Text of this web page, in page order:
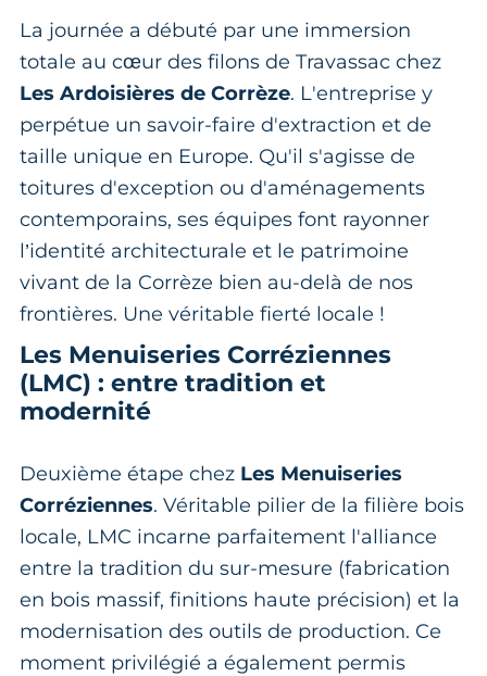
La journée a débuté par une immersion
totale au cœur des filons de Travassac chez
Les Ardoisières de Corrèze. L'entreprise y
perpétue un savoir-faire d'extraction et de
taille unique en Europe. Qu'il s'agisse de
toitures d'exception ou d'aménagements
contemporains, ses équipes font rayonner
l’identité architecturale et le patrimoine
vivant de la Corrèze bien au-delà de nos
frontières. Une véritable fierté locale !
Les Menuiseries Corréziennes
(LMC) : entre tradition et
modernité
Deuxième étape chez Les Menuiseries
Corréziennes. Véritable pilier de la filière bois
locale, LMC incarne parfaitement l'alliance
entre la tradition du sur-mesure (fabrication
en bois massif, finitions haute précision) et la
modernisation des outils de production. Ce
moment privilégié a également permis